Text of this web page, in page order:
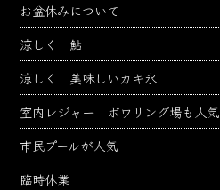
イ
ブ
お盆休みについて
涼しく 鮎
涼しく 美味しいカキ氷
室内レジャー ボウリング場も人気
市民プールが人気
臨時休業